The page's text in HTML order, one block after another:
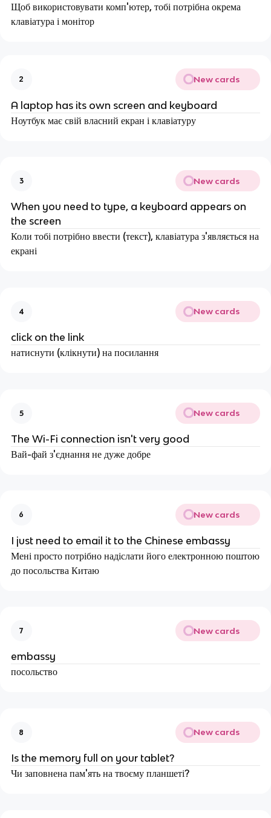
Щоб використовувати комп'ютер, тобі потрібна окрема
клавіатура і монітор
2 New cards
A laptop has its own screen and keyboard
Ноутбук має свій власний екран і клавіатуру
3 New cards
When you need to type, a keyboard appears on
the screen
Коли тобі потрібно ввести (текст), клавіатура з'являється на
екрані
4 New cards
click on the link
натиснути (клікнути) на посилання
5 New cards
The Wi-Fi connection isn't very good
Вай-фай з'єднання не дуже добре
6 New cards
I just need to email it to the Chinese embassy
Мені просто потрібно надіслати його електронною поштою
до посольства Китаю
7 New cards
embassy
посольство
8 New cards
Is the memory full on your tablet?
Чи заповнена пам'ять на твоєму планшеті?